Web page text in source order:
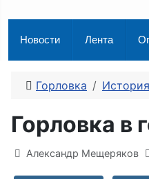
Новости Лента
Горловка История
Горловка в
Информация о
Александр Мещеряков